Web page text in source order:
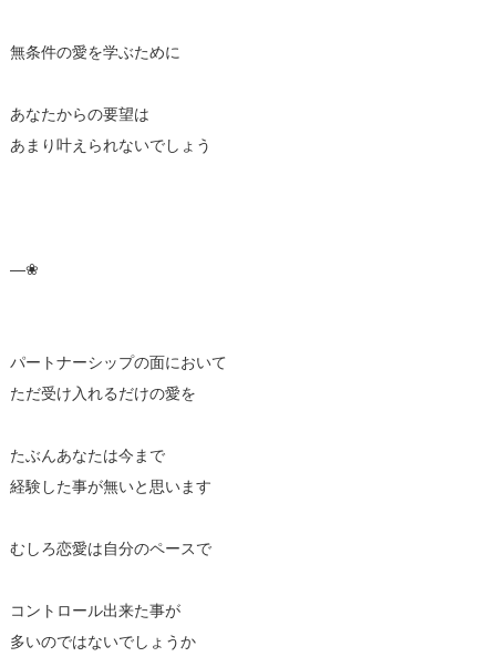
無条件の愛を学ぶために
あなたからの要望は
あまり叶えられないでしょう
—❀
パートナーシップの面において
ただ受け入れるだけの愛を
たぶんあなたは今まで
経験した事が無いと思います
むしろ恋愛は自分のペースで
コントロール出来た事が
多いのではないでしょうか